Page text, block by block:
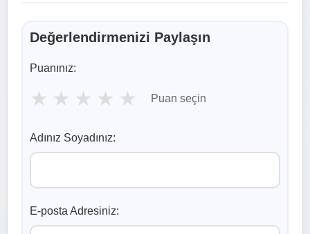
Değerlendirmenizi Paylaşın
Puanınız:
★ ★ ★ ★ ★ Puan seçin
Adınız Soyadınız:
E-posta Adresiniz: